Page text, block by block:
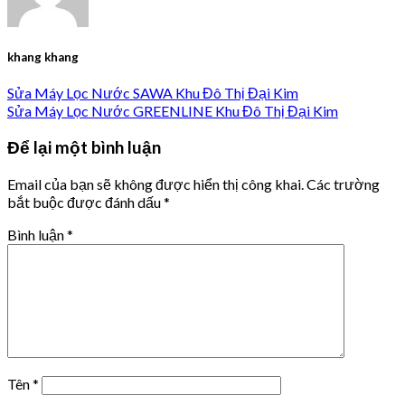
khang khang
Sửa Máy Lọc Nước SAWA Khu Đô Thị Đại Kim
Sửa Máy Lọc Nước GREENLINE Khu Đô Thị Đại Kim
Để lại một bình luận
Email của bạn sẽ không được hiển thị công khai. Các trường
bắt buộc được đánh dấu*
Bình luận*
Tên*